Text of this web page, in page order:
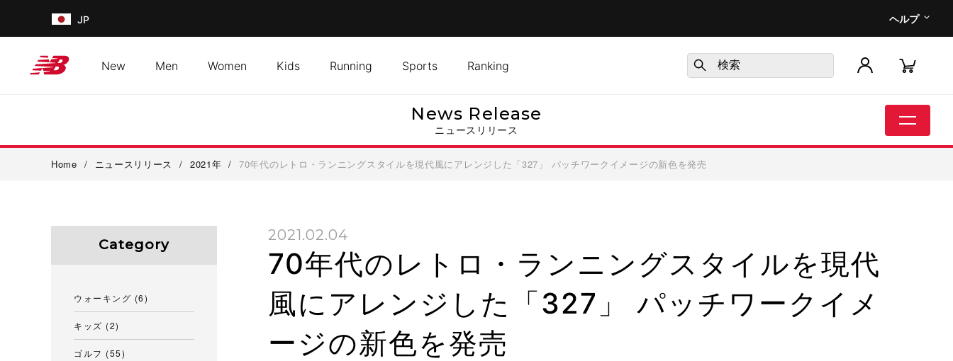
JP ヘルプ
New Men Women Kids Running Sports Ranking
News Release
ニュースリリース
Home / ニュースリリース / 2021年 / 70年代のレトロ・ランニングスタイルを現代風にアレンジした「327」 パッチワークイメージの新色を発売
2021.02.04
70年代のレトロ・ランニングスタイルを現代
風にアレンジした「327」 パッチワークイメ
ージの新色を発売
Category
ウォーキング (6)
キッズ (2)
ゴルフ (55)